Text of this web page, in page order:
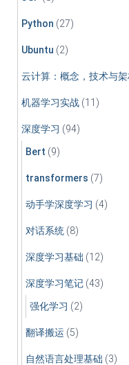
Python (27)
Ubuntu (2)
云计算：概念，技术与架
机器学习实战 (11)
深度学习 (94)
Bert (9)
transformers (7)
动手学深度学习 (4)
对话系统 (8)
深度学习基础 (12)
深度学习笔记 (43)
强化学习 (2)
翻译搬运 (5)
自然语言处理基础 (3)